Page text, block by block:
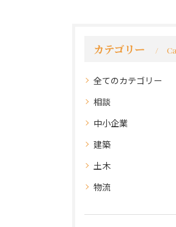
カテゴリー
全てのカテゴリー
相談
中小企業
建築
土木
物流